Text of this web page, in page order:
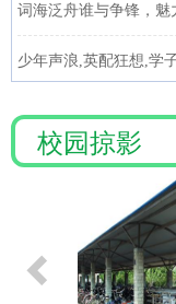
丹
词海泛舟谁与争锋，
少年声浪,英配狂想,
校园掠影